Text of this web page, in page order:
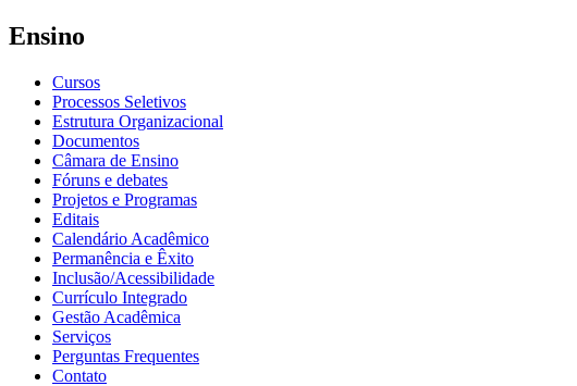
Ensino
Cursos
Processos Seletivos
Estrutura Organizacional
Documentos
Câmara de Ensino
Fóruns e debates
Projetos e Programas
Editais
Calendário Acadêmico
Permanência e Êxito
Inclusão/Acessibilidade
Currículo Integrado
Gestão Acadêmica
Serviços
Perguntas Frequentes
Contato